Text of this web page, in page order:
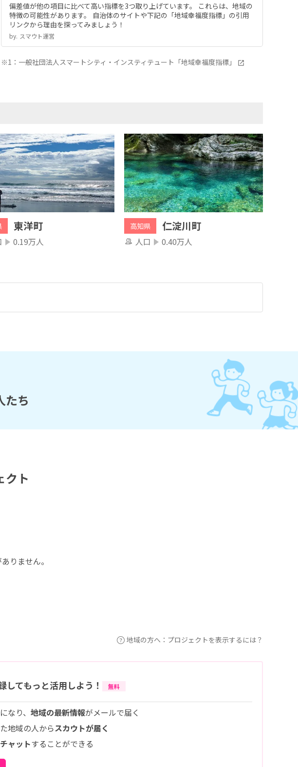
偏差値が他の項目に比べて高い指標を3つ取り上げています。 これらは、地域の
特徴の可能性があります。 自治体のサイトや下記の「地域幸福度指標」の引用
リンクから理由を探ってみましょう！
by.︎ スマウト運営
※1：一般社団法人スマートシティ・インスティテュート「地域幸福度指標」
東洋町
0.19万人
高知県 仁淀川町
人口 0.40万人
たち
クト
りません。
地域の方へ：プロジェクトを表示するには？
してもっと活用しよう！ 無料
なり、 地域の最新情報がメールで届く
地域の人からスカウトが届く
ャットすることができる